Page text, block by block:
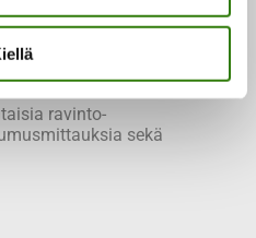
tarjoaa niin
yli 20 vuoden
ravinto-
sekä